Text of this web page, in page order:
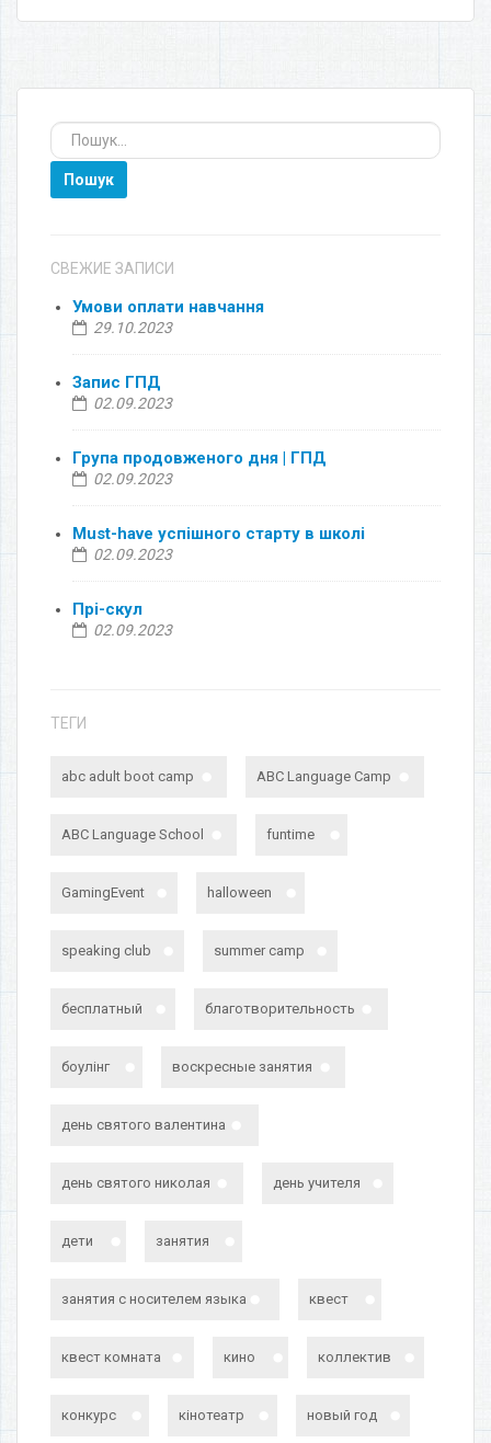
Пошук
СВЕЖИЕ ЗАПИСИ
Умови оплати навчання
29.10.2023
Запис ГПД
02.09.2023
Група продовженого дня | ГПД
02.09.2023
Must-have успішного старту в школі
02.09.2023
Прі-скул
02.09.2023
ТЕГИ
abc adult boot camp ABC Language Camp
ABC Language School funtime
GamingEvent halloween
speaking club summer camp
бесплатный благотворительность
боулінг воскресные занятия
день святого валентина
день святого николая день учителя
дети занятия
занятия с носителем языка квест
квест комната кино коллектив
конкурс кінотеатр новый год